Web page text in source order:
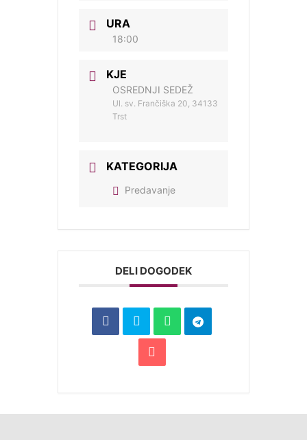
URA
18:00
KJE
OSREDNJI SEDEŽ
Ul. sv. Frančiška 20, 34133
Trst
KATEGORIJA
Predavanje
DELI DOGODEK